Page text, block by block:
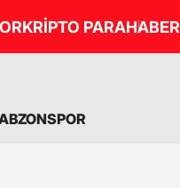
KRİPTO PARAHABER